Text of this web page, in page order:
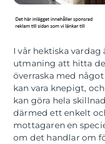
I vår hektiska
utmaning att hitta
överraska med
kan vara knepigt,
kan göra hela
därmed ett enkelt
mottagaren en
om det handlar om